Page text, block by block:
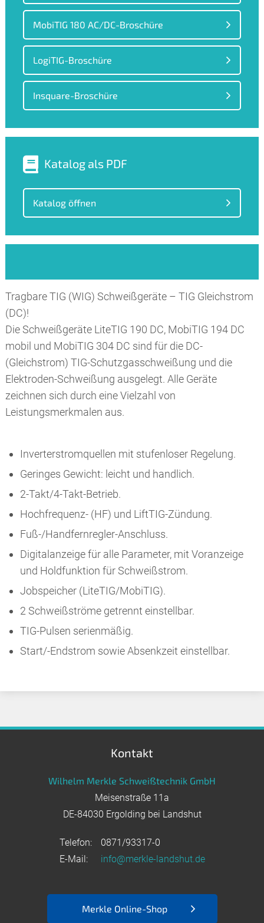
MobiTIG 180 AC/DC-Broschüre
LogiTIG-Broschüre
Insquare-Broschüre
Katalog als PDF
Katalog öffnen
Tragbare TIG (WIG) Schweißgeräte – TIG Gleichstrom
(DC)!
Die Schweißgeräte LiteTIG 190 DC, MobiTIG 194 DC
mobil und MobiTIG 304 DC sind für die DC-
(Gleichstrom) TIG-Schutzgasschweißung und die
Elektroden-Schweißung ausgelegt. Alle Geräte
zeichnen sich durch eine Vielzahl von
Leistungsmerkmalen aus.
Inverterstromquellen mit stufenloser Regelung.
Geringes Gewicht: leicht und handlich.
2-Takt/4-Takt-Betrieb.
Hochfrequenz- (HF) und LiftTIG-Zündung.
Fuß-/Handfernregler-Anschluss.
Digitalanzeige für alle Parameter, mit Voranzeige
und Holdfunktion für Schweißstrom.
Jobspeicher (LiteTIG/MobiTIG).
2 Schweißströme getrennt einstellbar.
TIG-Pulsen serienmäßig.
Start/-Endstrom sowie Absenkzeit einstellbar.
Kontakt
Wilhelm Merkle Schweißtechnik GmbH
Meisenstraße 11a
DE-84030 Ergolding bei Landshut
Telefon:
0871/93317-0
E-Mail:
info@merkle-landshut.de
Merkle Online-Shop